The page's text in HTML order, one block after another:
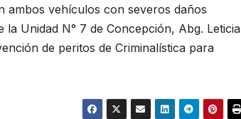
ambos vehículos con severos daños
Unidad N° 7 de Concepción, Abg. Leticia
de peritos de Criminalística para